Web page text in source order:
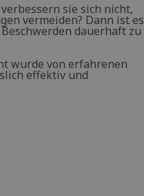
sie sich nicht,
vermeiden? Dann ist es
dauerhaft zu
wurde von erfahrenen
effektiv und